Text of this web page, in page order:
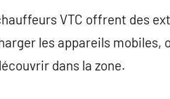
VTC offrent des
les appareils mobiles,
dans la zone.